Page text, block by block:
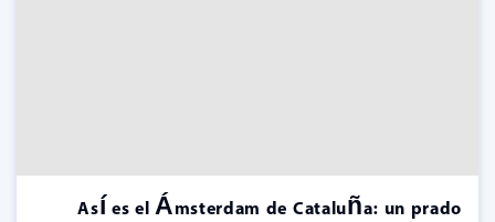
Así es el Ámsterdam de Cataluña: un prado